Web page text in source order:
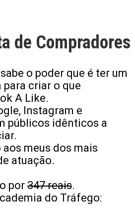
de Compradores
o poder que é ter um
criar o que
A Like.
Instagram e
públicos idênticos a
meus dos mais
atuação.
por 347 reais.
do Tráfego: